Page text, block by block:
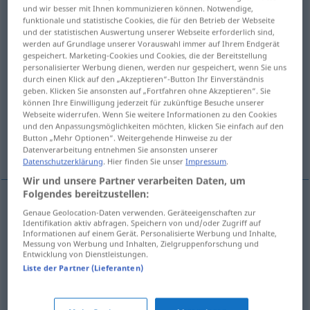
Übersicht aller Übersetzungen
(Für mehr Details die Übersetzung anklicken/antippen)
Europa
der gemeinsame europäische Agrarmarkt
das Europa der Zwölf
Beispiele
l’Europe
Europan
und wir besser mit Ihnen kommunizieren können. Notwendige,
funktionale und statistische Cookies, die für den Betrieb der Webseite
und der statistischen Auswertung unserer Webseite erforderlich sind,
werden auf Grundlage unserer Vorauswahl immer auf Ihrem Endgerät
gespeichert. Marketing-Cookies und Cookies, die der Bereitstellung
personalisierter Werbung dienen, werden nur gespeichert, wenn Sie uns
durch einen Klick auf den „Akzeptieren“-Button Ihr Einverständnis
geben. Klicken Sie ansonsten auf „Fortfahren ohne Akzeptieren“. Sie
können Ihre Einwilligung jederzeit für zukünftige Besuche unserer
Webseite widerrufen. Wenn Sie weitere Informationen zu den Cookies
und den Anpassungsmöglichkeiten möchten, klicken Sie einfach auf den
Button „Mehr Optionen“. Weitergehende Hinweise zu der
Datenverarbeitung entnehmen Sie ansonsten unserer
Datenschutzerklärung. Hier finden Sie unserImpressum.
Wir und unsere Partner verarbeiten Daten, um
Folgendes bereitzustellen:
Genaue Geolocation-Daten verwenden. Geräteeigenschaften zur
Identifikation aktiv abfragen. Speichern von und/oder Zugriff auf
Informationen auf einem Gerät. Personalisierte Werbung und Inhalte,
Messung von Werbung und Inhalten, Zielgruppenforschung und
Entwicklung von Dienstleistungen.
Liste der Partner (Lieferanten)